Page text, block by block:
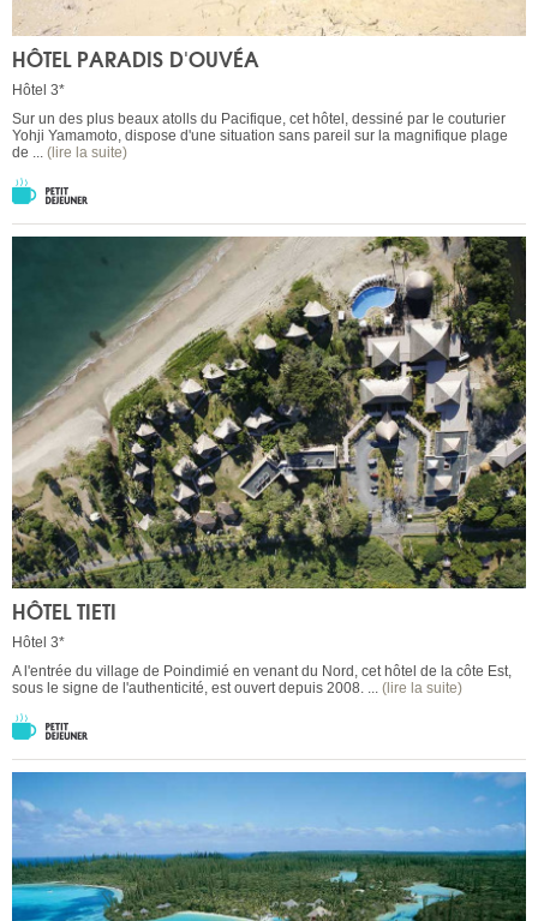
HÔTEL PARADIS D'OUVÉA
Hôtel 3*
Sur un des plus beaux atolls du Pacifique, cet hôtel, dessiné par le couturier
Yohji Yamamoto, dispose d'une situation sans pareil sur la magnifique plage
de ... (lire la suite)
HÔTEL TIETI
Hôtel 3*
A l'entrée du village de Poindimié en venant du Nord, cet hôtel de la côte Est,
sous le signe de l'authenticité, est ouvert depuis 2008. ... (lire la suite)